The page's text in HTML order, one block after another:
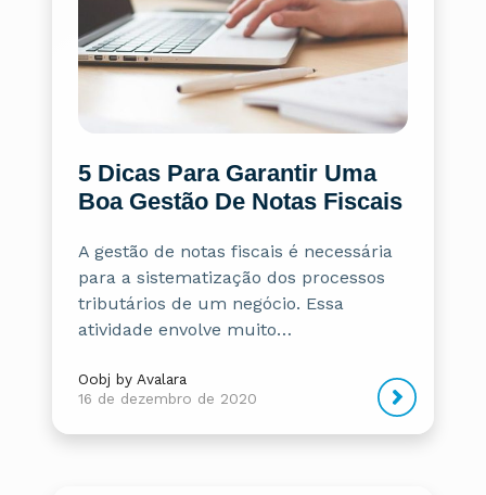
5 Dicas Para Garantir Uma
Boa Gestão De Notas Fiscais
A gestão de notas fiscais é necessária
para a sistematização dos processos
tributários de um negócio. Essa
atividade envolve muito…
Oobj by Avalara
16 de dezembro de 2020